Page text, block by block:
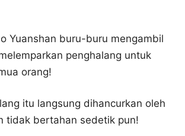
Yuanshan buru-buru mengambil
penghalang untuk
orang!
itu langsung dihancurkan oleh
tidak bertahan sedetik pun!